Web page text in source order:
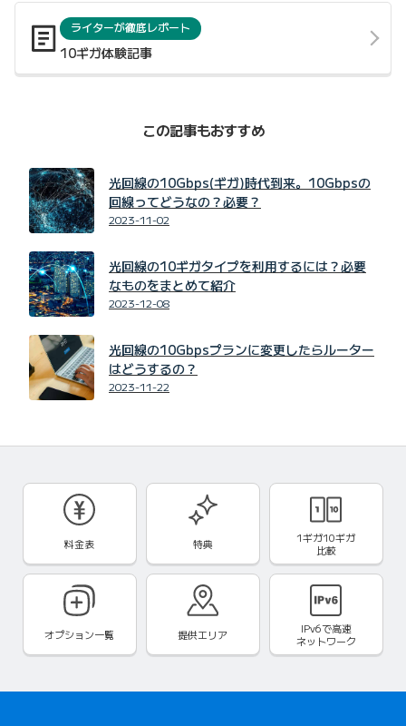
ライターが徹底レポート
10ギガ体験記事
この記事もおすすめ
光回線の10Gbps(ギガ)時代到来。10Gbpsの
回線ってどうなの？必要？
2023-11-02
光回線の10ギガタイプを利用するには？必要
なものをまとめて紹介
2023-12-08
光回線の10Gbpsプランに変更したらルーター
はどうするの？
2023-11-22
料金表 特典
1ギガ10ギガ
比較
オプション一覧 提供エリア IPv6で高速
ネットワーク